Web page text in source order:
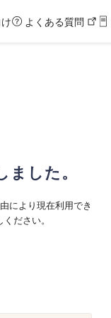
よくある質問
した。
により現在利用でき
ださい。